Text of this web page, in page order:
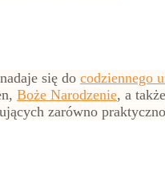
się do codziennego
Boże Narodzenie, a
zarówno